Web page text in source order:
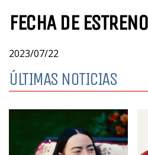
FECHA DE ESTRENO
2023/07/22
ÚLTIMAS NOTICIAS